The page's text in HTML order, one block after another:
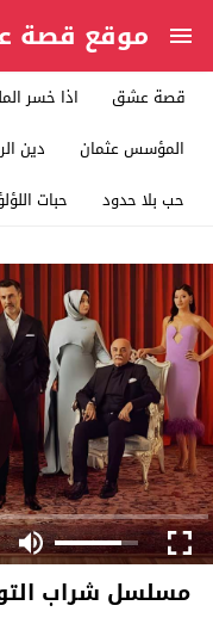
موقع قصة
قصة عشق اذا خسر
المؤسس عثمان
دين
حب بلا حدود
حبات
مسلسل شراب التوت